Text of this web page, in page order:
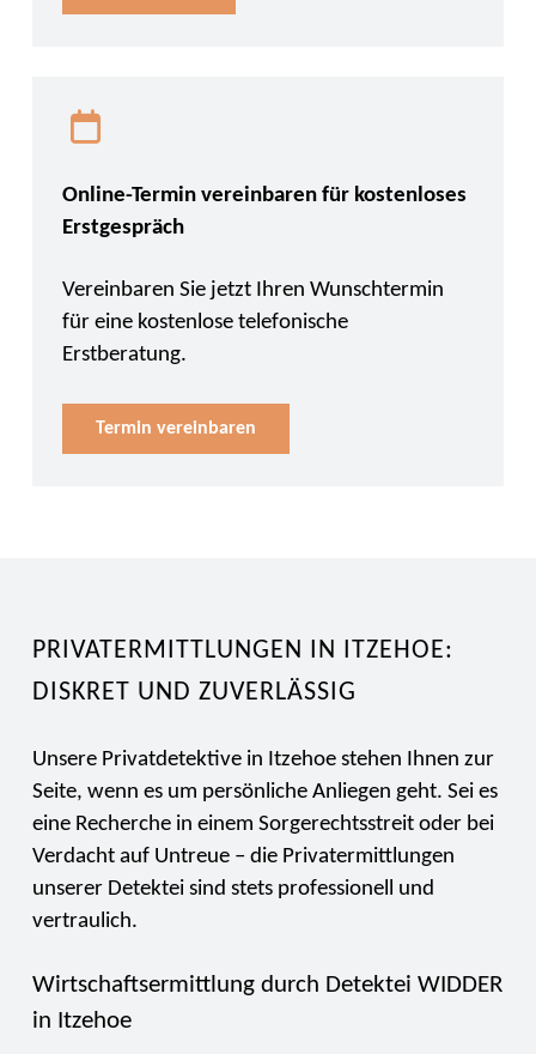
Online-Termin vereinbaren für kostenloses
Erstgespräch
Vereinbaren Sie jetzt Ihren Wunschtermin
für eine kostenlose telefonische
Erstberatung.
Termin vereinbaren
PRIVATERMITTLUNGEN IN ITZEHOE:
DISKRET UND ZUVERLÄSSIG
Unsere Privatdetektive in Itzehoe stehen Ihnen zur
Seite, wenn es um persönliche Anliegen geht. Sei es
eine Recherche in einem Sorgerechtsstreit oder bei
Verdacht auf Untreue – die Privatermittlungen
unserer Detektei sind stets professionell und
vertraulich.
Wirtschaftsermittlung durch Detektei WIDDER
in Itzehoe